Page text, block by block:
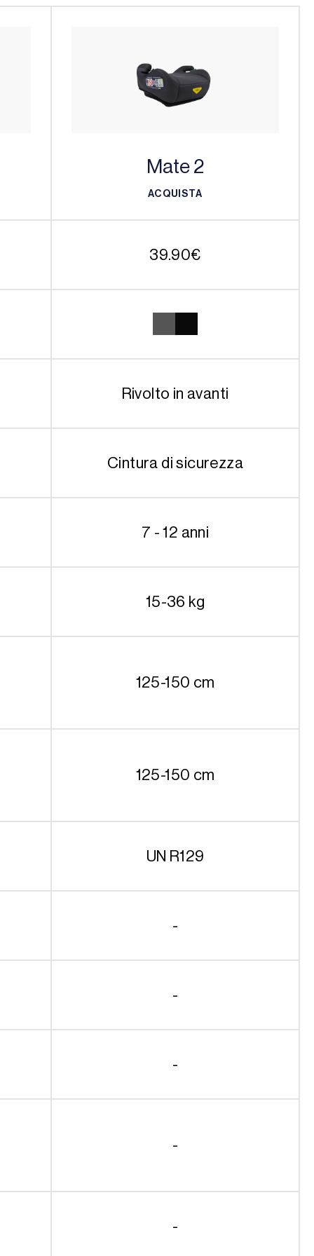
Mate 2
ACQUISTA
39.90€
Rivolto in avanti
Cintura di sicurezza
7 - 12 anni
15-36 kg
125-150 cm
125-150 cm
UN R129
-
-
-
-
-